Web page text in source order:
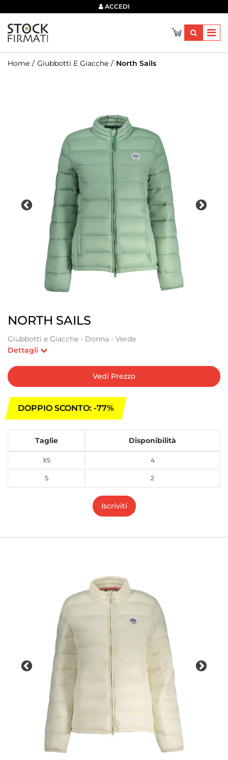
ACCEDI
Home Giubbotti E Giacche North Sails
NORTH SAILS
Giubbotti e Giacche - Donna - Verde
Dettagli
Vedi Prezzo
DOPPIO SCONTO: -77%
Taglie Disponibilità
XS 4
S 2
Iscriviti